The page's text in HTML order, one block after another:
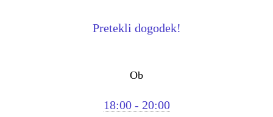
Pretekli dogodek!
Ob
18:00 - 20:00